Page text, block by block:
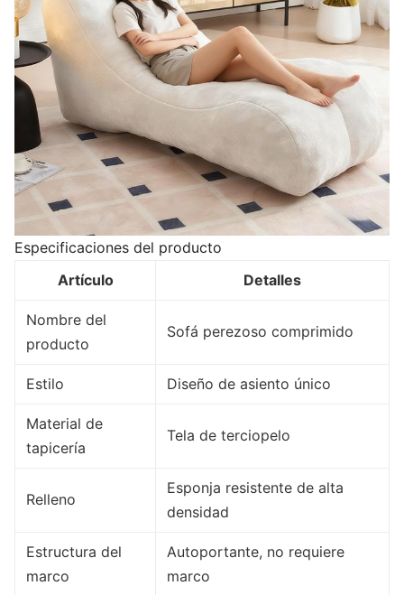
Especificaciones del producto
Artículo
Detalles
Nombre del
producto
Sofá perezoso comprimido
Estilo Diseño de asiento único
Material de
tapicería
Tela de terciopelo
Relleno
Esponja resistente de alta
densidad
Estructura del
marco
Autoportante, no requiere
marco